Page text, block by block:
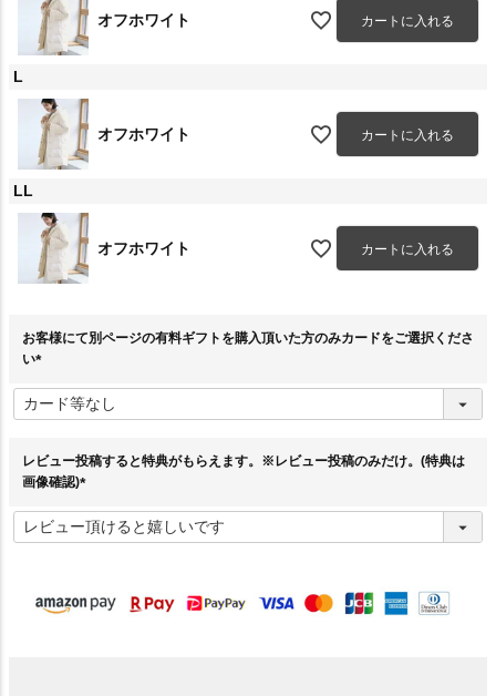
オフホワイト カートに入れる
L
オフホワイト カートに入れる
LL
オフホワイト カートに入れる
お客様にて別ページの有料ギフトを購入頂いた方のみカードをご選択くださ
い
必
須
レビュー投稿すると特典がもらえます。※レビュー投稿のみだけ。(特典は
画像確認)
必
須